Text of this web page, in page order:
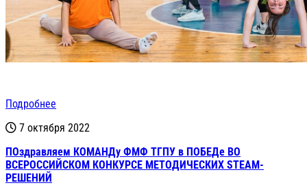
Подробнее
7 октября 2022
ПОздравляем КОМАНДу ФМФ ТГПУ в ПОБЕДе ВО
ВСЕРОССИЙСКОМ КОНКУРСЕ МЕТОДИЧЕСКИХ STEAM-
РЕШЕНИЙ